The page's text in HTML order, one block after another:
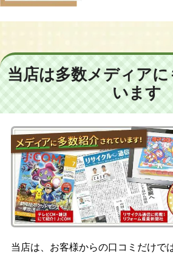
当店は多数メディア
います
当店は、お客様からの口コミだけで